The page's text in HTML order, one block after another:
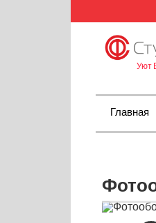
Уют
Главная